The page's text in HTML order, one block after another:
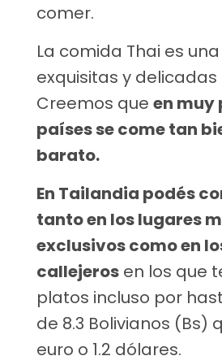
comer.
La comida Thai es
exquisitas y
Creemos que en muy
países se come tan
barato.
En Tailandia podés
tanto en los lugares
exclusivos como en
callejeros en los que
platos incluso por
de 8.3 Bolivianos (Bs)
euro o 1.2 dólares.